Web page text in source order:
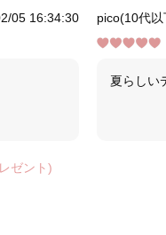
05 16:34:30 pico(10代以
夏らしい
ゼント)